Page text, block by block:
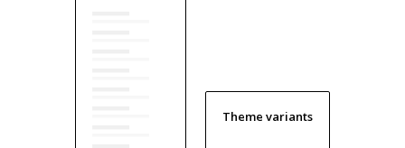
Theme variants